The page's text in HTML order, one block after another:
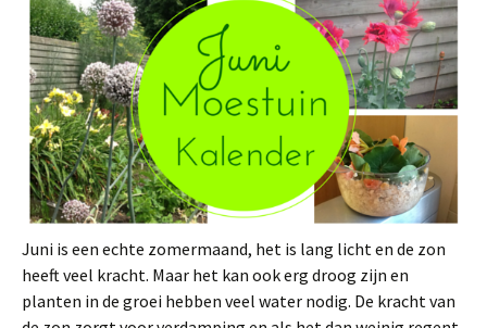
Juni is een echte zomermaand, het is lang licht en de zon
heeft veel kracht. Maar het kan ook erg droog zijn en
planten in de groei hebben veel water nodig. De kracht van